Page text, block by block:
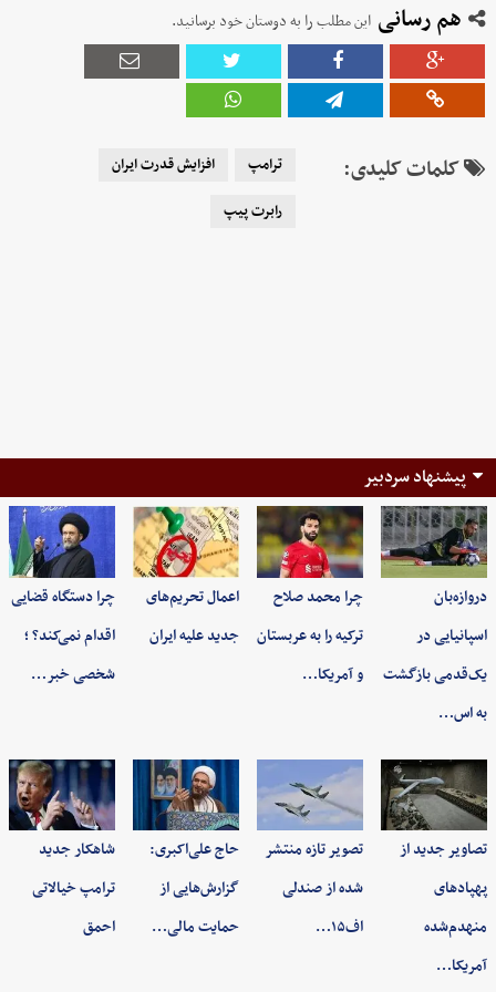
هم رسانی این مطلب را به دوستان خود برسانید.
کلمات کلیدی: ترامپ
افزایش قدرت ایران
رابرت پیپ
پیشنهاد سردبیر
دروازه‌بان
اسپانیایی در
یک‌قدمی بازگشت
به اس…
چرا محمد صلاح
ترکیه را به عربستان
و آمریکا…
اعمال تحریم‌های
جدید علیه ایران
چرا دستگاه قضایی
اقدام نمی‌کند؟ ؛
شخصی خبر…
تصاویر جدید از
پهپادهای
منهدم‌شده
آمریکا…
تصویر تازه منتشر
شده از صندلی
اف۱۵…
حاج علی‌اکبری:
گزارش‌هایی از
حمایت مالی…
شاهکار جدید
ترامپ خیالاتی
احمق